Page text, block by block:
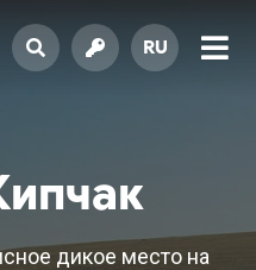
RU
дикое место на